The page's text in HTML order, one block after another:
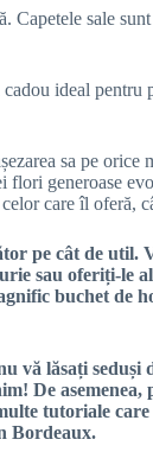
Capetele sale
ideal pentru
sa pe
generoase
care îl oferă,
pe cât de
sau oferiți-
buchet de
vă lăsați
De asemenea,
tutoriale
Bordeaux.